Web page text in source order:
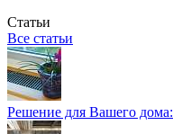
Статьи
Все статьи
Решение для Вашего